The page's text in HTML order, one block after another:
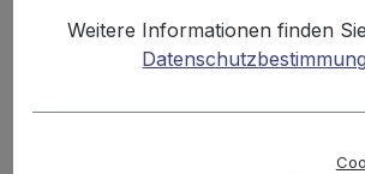
799,00 €
Weitere Informationen finden